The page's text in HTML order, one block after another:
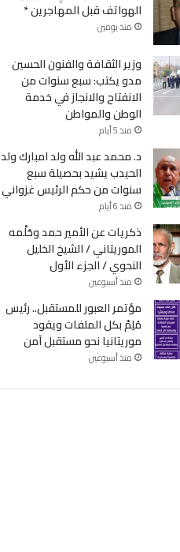
الهواتف قبل المهاجرين *
منذ يومين
وزير الثقافة والفنون الحسين
مدو يكتب: سبع سنوات من
الانفتاح والانجاز في خدمة
الوطن والمواطن
منذ 5 أيام
د. محمد عبد الله ولد امبارك ولد
الحيدب يشيد بحصيلة سبع
سنوات من حكم الرئيس غزواني
منذ 6 أيام
ذكريات عن الأمير حمد وحُلْمه
الموريتاني / الشيخ الخليل
النحوي / الجزء الأول
منذ أسبوعين
مؤتمر العبور للمستقبل.. رئيس
مُلِمّ بكل الملفات ويقود
موريتانيا نحو مستقبل آمن
منذ أسبوعين